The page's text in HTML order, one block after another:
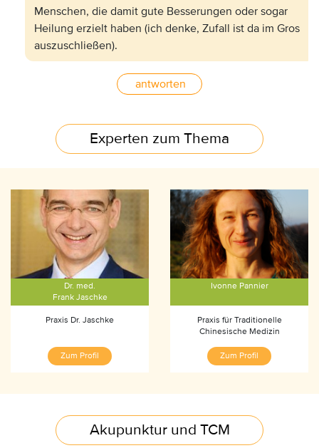
Menschen, die damit gute Besserungen oder sogar
Heilung erzielt haben (ich denke, Zufall ist da im Gros
auszuschließen).
antworten
Experten zum Thema
Dr. med.
Frank Jaschke
Praxis Dr. Jaschke
Zum Profil
Ivonne Pannier
Praxis für Traditionelle
Chinesische Medizin
Zum Profil
Akupunktur und TCM